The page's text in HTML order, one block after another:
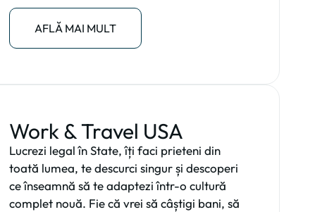
AFLĂ MAI MULT
Work & Travel USA
Lucrezi legal în State, îți faci prieteni din
toată lumea, te descurci singur și descoperi
ce înseamnă să te adaptezi într-o cultură
complet nouă. Fie că vrei să câștigi bani, să